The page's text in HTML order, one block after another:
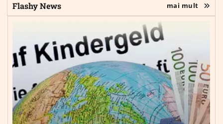
Flashy News mai mult